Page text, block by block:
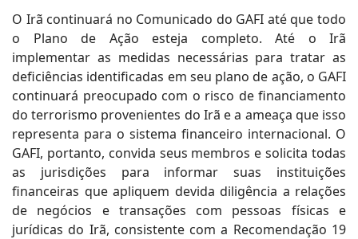
O Irã continuará no Comunicado do GAFI até que todo
o Plano de Ação esteja completo. Até o Irã
implementar as medidas necessárias para tratar as
deficiências identificadas em seu plano de ação, o GAFI
continuará preocupado com o risco de financiamento
do terrorismo provenientes do Irã e a ameaça que isso
representa para o sistema financeiro internacional. O
GAFI, portanto, convida seus membros e solicita todas
as jurisdições para informar suas instituições
financeiras que apliquem devida diligência a relações
de negócios e transações com pessoas físicas e
jurídicas do Irã, consistente com a Recomendação 19